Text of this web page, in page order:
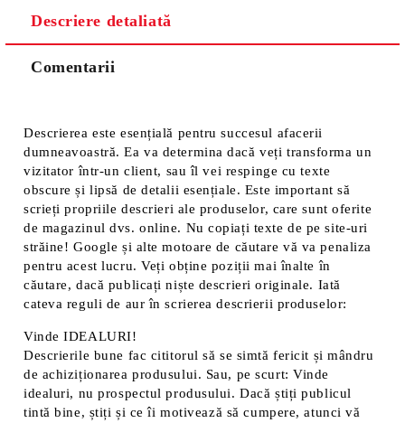
Descriere detaliată
Comentarii
Descrierea este esențială pentru succesul afacerii
dumneavoastră. Ea va determina dacă veți transforma un
vizitator într-un client, sau îl vei respinge cu texte
obscure și lipsă de detalii esențiale. Este important să
scrieți propriile descrieri ale produselor, care sunt oferite
de magazinul dvs. online. Nu copiați texte de pe site-uri
străine! Google și alte motoare de căutare vă va penaliza
pentru acest lucru. Veți obține poziții mai înalte în
căutare, dacă publicați niște descrieri originale. Iată
cateva reguli de aur în scrierea descrierii produselor:
Vinde IDEALURI!
Descrierile bune fac cititorul să se simtă fericit și mândru
de achiziționarea produsului. Sau, pe scurt: Vinde
idealuri, nu prospectul produsului. Dacă știți publicul
tintă bine, știți și ce îi motivează să cumpere, atunci vă